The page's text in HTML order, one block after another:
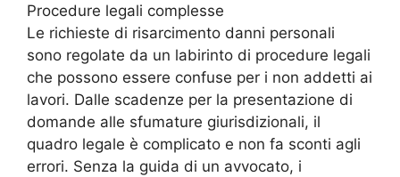
Procedure legali complesse
Le richieste di risarcimento danni personali
sono regolate da un labirinto di procedure legali
che possono essere confuse per i non addetti ai
lavori. Dalle scadenze per la presentazione di
domande alle sfumature giurisdizionali, il
quadro legale è complicato e non fa sconti agli
errori. Senza la guida di un avvocato, i